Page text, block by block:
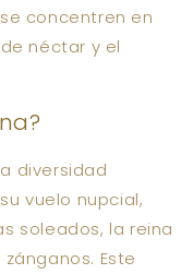
concentren en
néctar y el
diversidad
vuelo nupcial,
soleados, la reina
Este